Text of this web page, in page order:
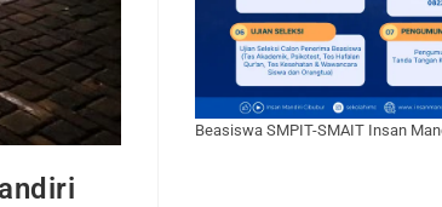
Beasiswa SMPIT-SMAIT Insan